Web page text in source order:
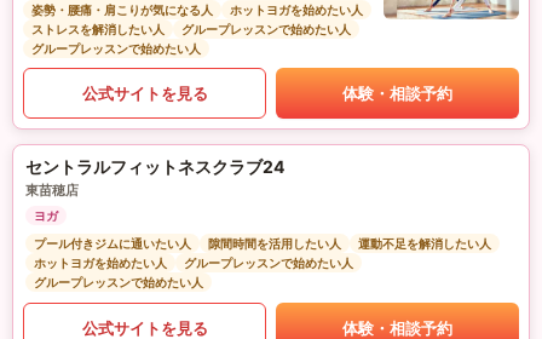
姿勢・腰痛・肩こりが気になる人
ホットヨガを始めたい人
ストレスを解消したい人
グループレッスンで始めたい人
グループレッスンで始めたい人
公式サイトを見る 体験・相談予約
セントラルフィットネスクラブ24
東苗穂店
ヨガ
プール付きジムに通いたい人
隙間時間を活用したい人
運動不足を解消したい人
ホットヨガを始めたい人
グループレッスンで始めたい人
グループレッスンで始めたい人
公式サイトを見る 体験・相談予約